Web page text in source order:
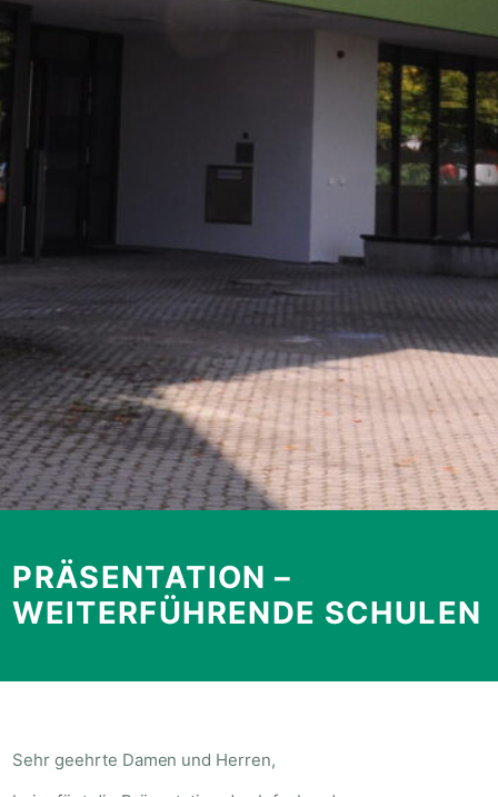
PRÄSENTATION –
WEITERFÜHRENDE SCHULEN
Sehr geehrte Damen und Herren,